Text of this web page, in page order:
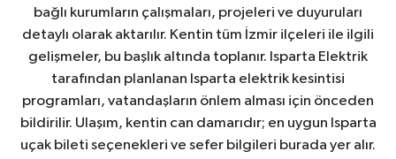
bağlı kurumların çalışmaları, projeleri ve duyuruları
detaylı olarak aktarılır. Kentin tüm İzmir ilçeleri ile ilgili
gelişmeler, bu başlık altında toplanır. Isparta Elektrik
tarafından planlanan Isparta elektrik kesintisi
programları, vatandaşların önlem alması için önceden
bildirilir. Ulaşım, kentin can damarıdır; en uygun Isparta
uçak bileti seçenekleri ve sefer bilgileri burada yer alır.